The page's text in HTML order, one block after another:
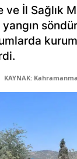
ve İl Sağlık
KAYNAK: